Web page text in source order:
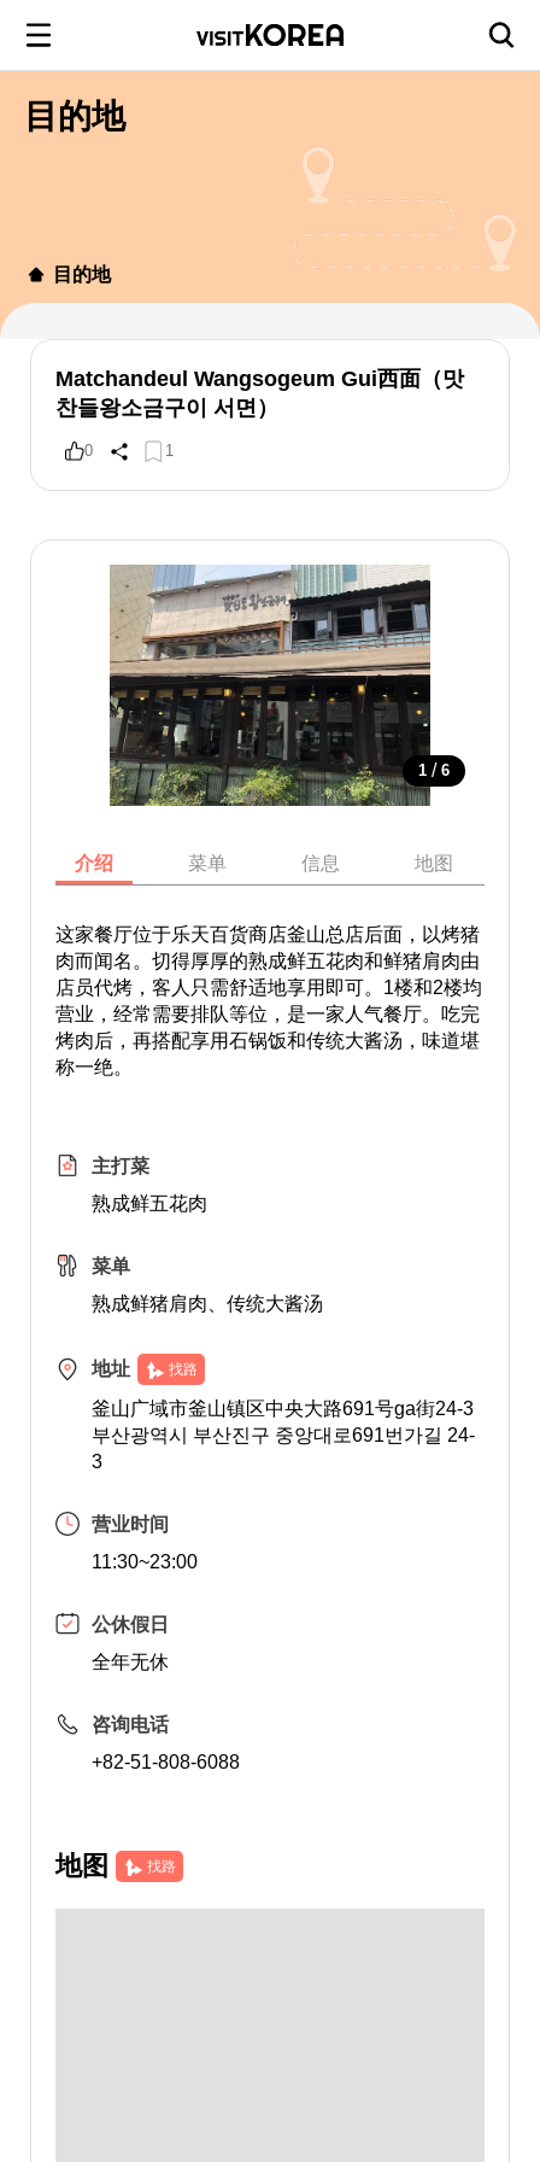
目的地
目的地
Matchandeul Wangsogeum Gui西面（맛
찬들왕소금구이 서면）
0 1
1 / 6
介绍 菜单 信息 地图
这家餐厅位于乐天百货商店釜山总店后面，以烤猪
肉而闻名。切得厚厚的熟成鲜五花肉和鲜猪肩肉由
店员代烤，客人只需舒适地享用即可。1楼和2楼均
营业，经常需要排队等位，是一家人气餐厅。吃完
烤肉后，再搭配享用石锅饭和传统大酱汤，味道堪
称一绝。
主打菜
熟成鲜五花肉
菜单
熟成鲜猪肩肉、传统大酱汤
地址 找路
釜山广域市釜山镇区中央大路691号ga街24-3
부산광역시 부산진구 중앙대로691번가길 24-
3
营业时间
11:30~23:00
公休假日
全年无休
咨询电话
+82-51-808-6088
地图 找路